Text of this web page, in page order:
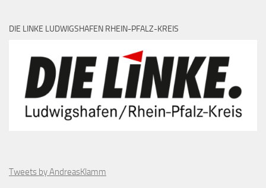
DIE LINKE LUDWIGSHAFEN RHEIN-PFALZ-KREIS
Tweets by AndreasKlamm